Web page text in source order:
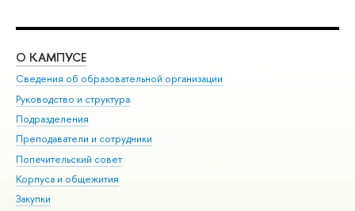
О КАМПУСЕ
Сведения об образовательной организации
Руководство и структура
Подразделения
Преподаватели и сотрудники
Попечительский совет
Корпуса и общежития
Закупки